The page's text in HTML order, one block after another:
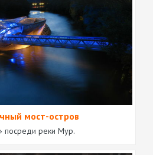
мост-остров
посреди реки Мур.